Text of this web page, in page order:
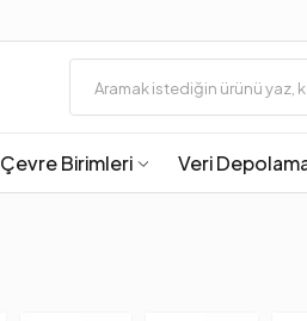
Çevre Birimleri Veri